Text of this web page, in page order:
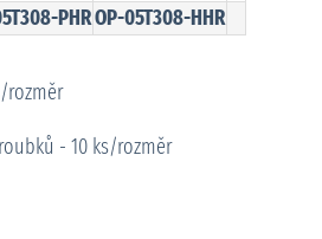
PHROP-05T308-HHR
rozměr
- 10 ks/rozměr